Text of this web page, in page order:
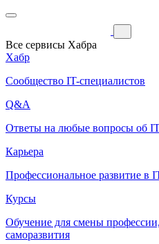
Все сервисы Хабра
Хабр
Сообщество IT-специалистов
Q&A
Ответы на любые вопросы об
Карьера
Профессиональное развитие в
Курсы
Обучение для смены
саморазвития